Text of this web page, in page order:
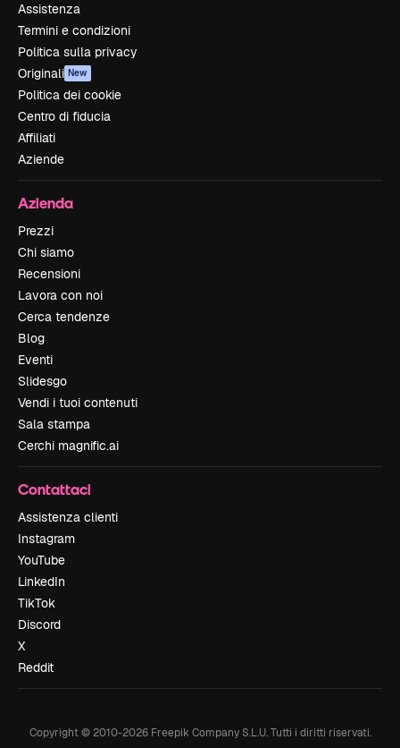
Assistenza
Termini e condizioni
Politica sulla privacy
Originali New
Politica dei cookie
Centro di fiducia
Affiliati
Aziende
Azienda
Prezzi
Chi siamo
Recensioni
Lavora con noi
Cerca tendenze
Blog
Eventi
Slidesgo
Vendi i tuoi contenuti
Sala stampa
Cerchi magnific.ai
Contattaci
Assistenza clienti
Instagram
YouTube
LinkedIn
TikTok
Discord
X
Reddit
Copyright © 2010-2026Freepik Company S.L.U. Tutti i diritti riservati.